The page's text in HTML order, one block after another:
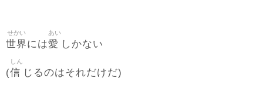
世界
せかい
には愛
あい
しかない
(信
しん
じるのはそれだけだ)